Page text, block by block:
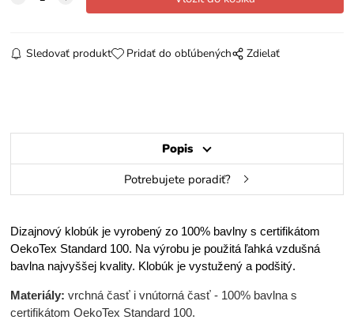
Sledovať produkt Pridať do obľúbených Zdielať
Popis
Potrebujete poradiť?
Dizajnový klobúk je vyrobený zo 100% bavlny s certifikátom
OekoTex Standard 100. Na výrobu je použitá ľahká vzdušná
bavlna najvyššej kvality. Klobúk je vystužený a podšitý.
Materiály:vrchná časť i vnútorná časť - 100% bavlna s
certifikátom OekoTex Standard 100.